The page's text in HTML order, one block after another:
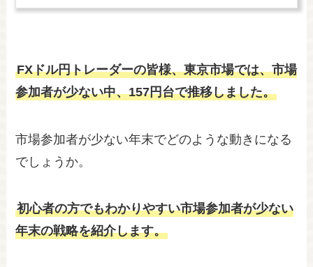
FXドル円トレーダーの皆様、東京市場では、市場
参加者が少ない中、157円台で推移しました。
市場参加者が少ない年末でどのような動きになる
でしょうか。
初心者の方でもわかりやすい市場参加者が少ない
年末の戦略を紹介します。